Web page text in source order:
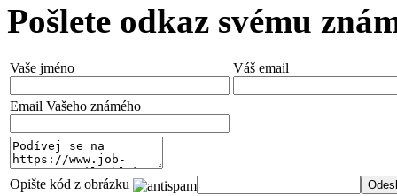
Pošlete odkaz svému
Vaše jméno Váš email
Email Vašeho známého
Opište kód z obrázku